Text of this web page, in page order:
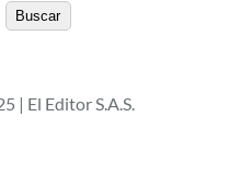
B
u
a
Buscar
| El Editor S.A.S.